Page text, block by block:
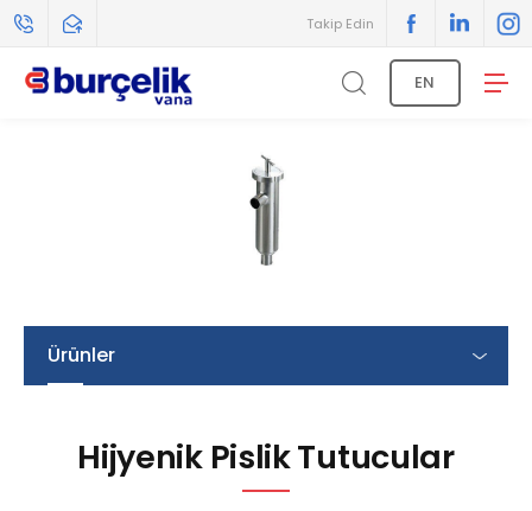
Takip Edin
EN
Ürünler
Hijyenik Pislik Tutucular